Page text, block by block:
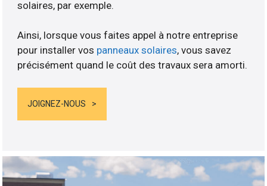
solaires, par exemple.
Ainsi, lorsque vous faites appel à notre entreprise
pour installer vos panneaux solaires, vous savez
précisément quand le coût des travaux sera amorti.
JOIGNEZ-NOUS